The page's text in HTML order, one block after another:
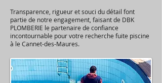
Transparence, rigueur et souci du détail font
partie de notre engagement, faisant de DBK
PLOMBERIE le partenaire de confiance
incontournable pour votre recherche fuite piscine
à le Cannet-des-Maures.